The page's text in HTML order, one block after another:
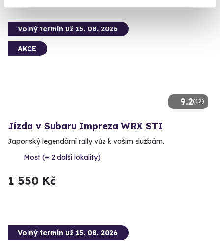
9.2(12)
Volný termín už 15. 08. 2026
AKCE
Jízda v Subaru Impreza WRX STI
Japonský legendární rally vůz k vašim službám.
Most (+ 2 další lokality)
1 550 Kč
Volný termín už 15. 08. 2026